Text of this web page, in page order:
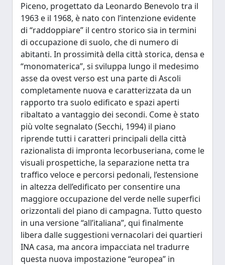
Piceno, progettato da Leonardo Benevolo tra il
1963 e il 1968, è nato con l’intenzione evidente
di “raddoppiare” il centro storico sia in termini
di occupazione di suolo, che di numero di
abitanti. In prossimità della città storica, densa e
“monomaterica”, si sviluppa lungo il medesimo
asse da ovest verso est una parte di Ascoli
completamente nuova e caratterizzata da un
rapporto tra suolo edificato e spazi aperti
ribaltato a vantaggio dei secondi. Come è stato
più volte segnalato (Secchi, 1994) il piano
riprende tutti i caratteri principali della città
razionalista di impronta lecorbuseriana, come le
visuali prospettiche, la separazione netta tra
traffico veloce e percorsi pedonali, l’estensione
in altezza dell’edificato per consentire una
maggiore occupazione del verde nelle superfici
orizzontali del piano di campagna. Tutto questo
in una versione “all’italiana”, qui finalmente
libera dalle suggestioni vernacolari dei quartieri
INA casa, ma ancora impacciata nel tradurre
questa nuova impostazione “europea” in